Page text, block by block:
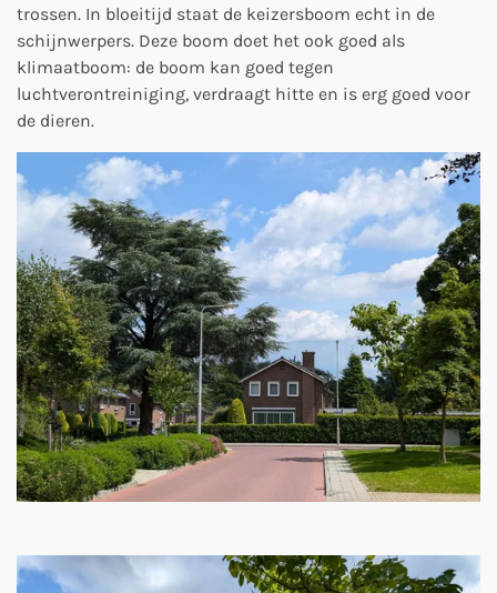
trossen. In bloeitijd staat de keizersboom echt in de
schijnwerpers. Deze boom doet het ook goed als
klimaatboom: de boom kan goed tegen
luchtverontreiniging, verdraagt hitte en is erg goed voor
de dieren.